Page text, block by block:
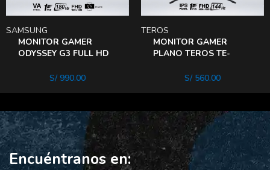
MONITOR GAMER
ODYSSEY G3 FULL HD
SAMSUNG
S/990.00
MONITOR GAMER
PLANO TEROS TE-
144HZ, 1 MS
TEROS
S/560.00
Encuéntranos en: